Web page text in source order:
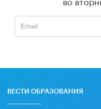
ВЕСТИ ОБРАЗОВАНИЯ